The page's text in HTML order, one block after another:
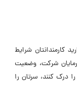
کارمندانتان شرایط
شرکت، وضعیت
درک کنند، سرتان را